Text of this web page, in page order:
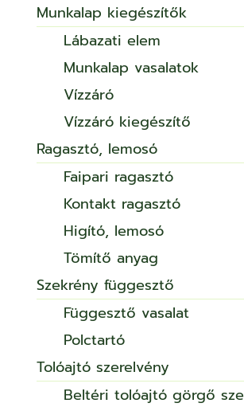
Munkalap kiegészítők
Lábazati elem
Munkalap vasalatok
Vízzáró
Vízzáró kiegészítő
Ragasztó, lemosó
Faipari ragasztó
Kontakt ragasztó
Higító, lemosó
Tömítő anyag
Szekrény függesztő
Függesztő vasalat
Polctartó
Tolóajtó szerelvény
Beltéri tolóajtó görgő